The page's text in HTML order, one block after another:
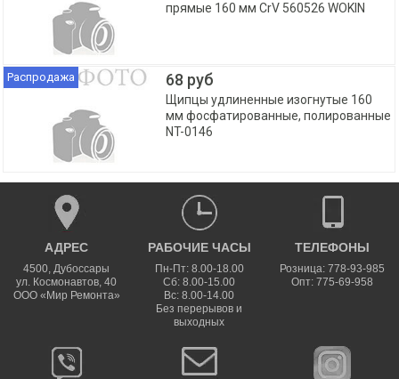
прямые 160 мм CrV 560526 WOKIN
Распродажа 68 руб
Щипцы удлиненные изогнутые 160
мм фосфатированные, полированные
NT-0146
АДРЕС
4500,Дубоссары
ул. Космонавтов, 40
ООО «Мир Ремонта»
РАБОЧИЕ ЧАСЫ
Пн-Пт: 8.00-18.00
Сб: 8.00-15.00
Вс: 8.00-14.00
Без перерывов и
выходных
ТЕЛЕФОНЫ
Розница: 778-93-985
Опт: 775-69-958